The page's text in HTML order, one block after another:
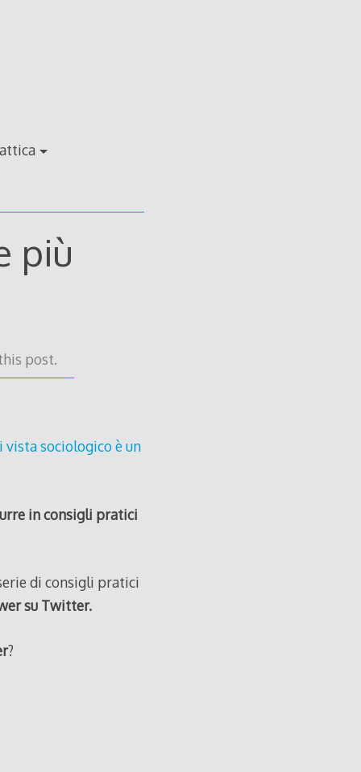
più
post.
sociologico è un
in consigli pratici
di consigli pratici
su Twitter.
?